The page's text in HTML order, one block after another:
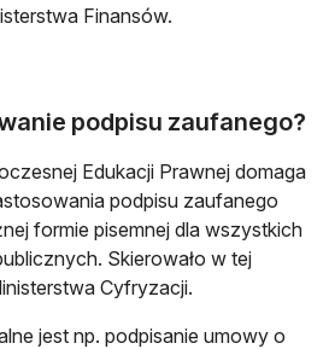
Finansów.
podpisu zaufanego?
Edukacji Prawnej domaga
podpisu zaufanego
formie pisemnej dla wszystkich
Skierowało w tej
Cyfryzacji.
jest np. podpisanie umowy o